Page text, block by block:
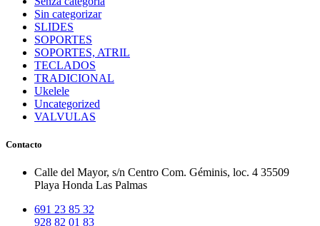
Sin categorizar
SLIDES
SOPORTES
SOPORTES, ATRIL
TECLADOS
TRADICIONAL
Ukelele
Uncategorized
VALVULAS
Contacto
Calle del Mayor, s/n Centro Com. Géminis, loc. 4 35509
Playa Honda Las Palmas
691 23 85 32
928 82 01 83